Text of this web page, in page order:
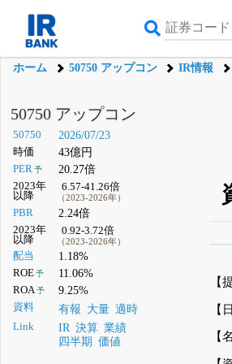
ホーム 50750 アップコン IR情報
50750 アップコン
50750 2026/07/23
時価 43億円
PER予 20.27倍
2023年
以降
6.57-41.26倍
（2023-2026年）
PBR 2.24倍
2023年
以降
0.92-3.72倍
（2023-2026年）
配当 1.18%
ROE予 11.06%
ROA予 9.25%
資料 有報 大量 適時
Link IR 決算 業績
四半期
価値
【
【
【